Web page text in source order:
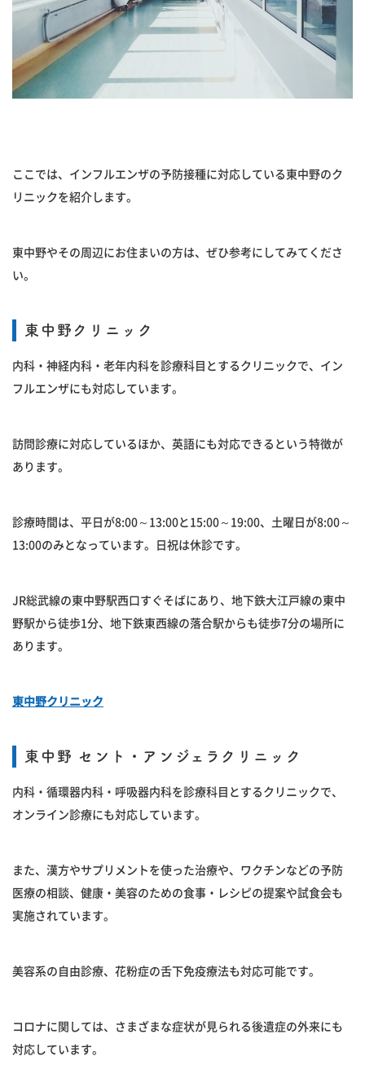
ここでは、インフルエンザの予防接種に対応している東中野のク
リニックを紹介します。
東中野やその周辺にお住まいの方は、ぜひ参考にしてみてくださ
い。
東中野クリニック
内科・神経内科・老年内科を診療科目とするクリニックで、イン
フルエンザにも対応しています。
訪問診療に対応しているほか、英語にも対応できるという特徴が
あります。
診療時間は、平日が8:00～13:00と15:00～19:00、土曜日が8:00～
13:00のみとなっています。日祝は休診です。
JR総武線の東中野駅西口すぐそばにあり、地下鉄大江戸線の東中
野駅から徒歩1分、地下鉄東西線の落合駅からも徒歩7分の場所に
あります。
東中野クリニック
東中野 セント・アンジェラクリニック
内科・循環器内科・呼吸器内科を診療科目とするクリニックで、
オンライン診療にも対応しています。
また、漢方やサプリメントを使った治療や、ワクチンなどの予防
医療の相談、健康・美容のための食事・レシピの提案や試食会も
実施されています。
美容系の自由診療、花粉症の舌下免疫療法も対応可能です。
コロナに関しては、さまざまな症状が見られる後遺症の外来にも
対応しています。